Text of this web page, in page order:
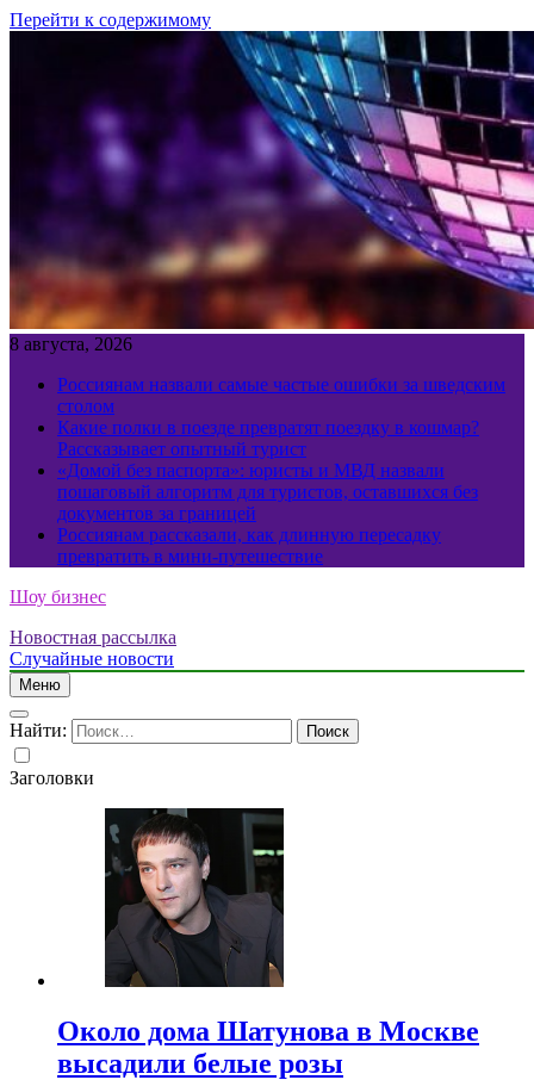
Перейти к содержимому
8 августа, 2026
Россиянам назвали самые частые ошибки за шведским
столом
Какие полки в поезде превратят поездку в кошмар?
Рассказывает опытный турист
«Домой без паспорта»: юристы и МВД назвали
пошаговый алгоритм для туристов, оставшихся без
документов за границей
Россиянам рассказали, как длинную пересадку
превратить в мини-путешествие
Шоу бизнес
Новостная рассылка
Случайные новости
Меню
Найти:
Заголовки
Около дома Шатунова в Москве
высадили белые розы